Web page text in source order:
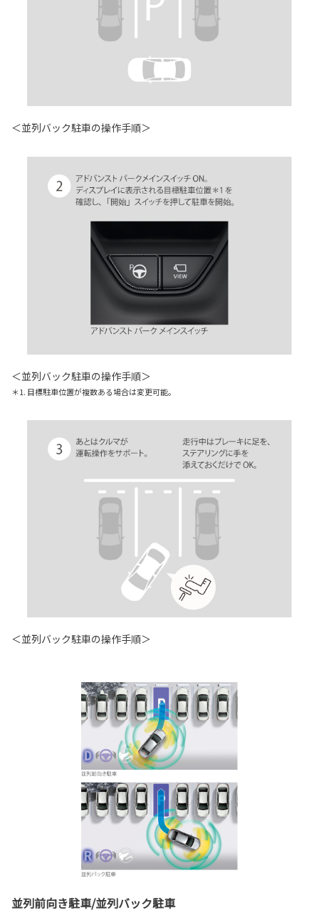
＜並列バック駐車の操作手順＞
＜並列バック駐車の操作手順＞
＊1. 目標駐車位置が複数ある場合は変更可能。
＜並列バック駐車の操作手順＞
並列前向き駐車/並列バック駐車